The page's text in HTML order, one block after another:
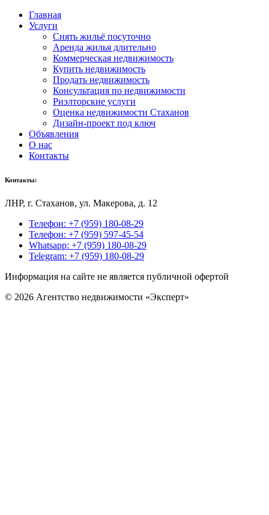
Главная
Услуги
Снять жильё посуточно
Аренда жилья длительно
Коммерческая недвижимость
Купить недвижимость
Продать недвижимость
Консультация по недвижимости
Риэлторские услуги
Оценка недвижимости Стаханов
Дизайн-проект под ключ
Объявления
О нас
Контакты
Контакты:
ЛНР, г. Стаханов, ул. Макерова, д. 12
Телефон: +7 (959) 180-08-29
Телефон: +7 (959) 597-45-54
Whatsapp: +7 (959) 180-08-29
Telegram: +7 (959) 180-08-29
Информация на сайте не является публичной офертой
© 2026 Агентство недвижимости «Эксперт»